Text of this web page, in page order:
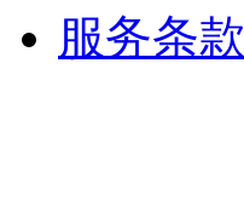
服务条款